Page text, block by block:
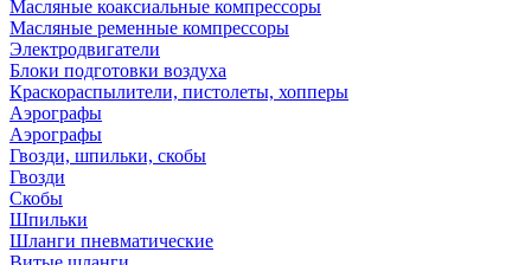
Масляные коаксиальные компрессоры
Масляные ременные компрессоры
Электродвигатели
Блоки подготовки воздуха
Краскораспылители, пистолеты, хопперы
Аэрографы
Аэрографы
Гвозди, шпильки, скобы
Гвозди
Скобы
Шпильки
Шланги пневматические